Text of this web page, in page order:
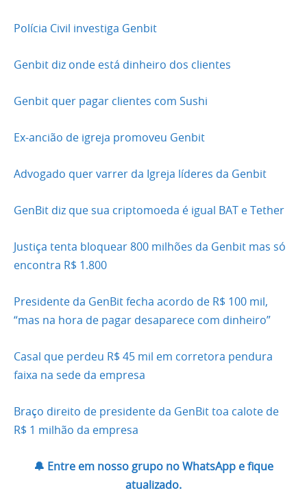
Polícia Civil investiga Genbit
Genbit diz onde está dinheiro dos clientes
Genbit quer pagar clientes com Sushi
Ex-ancião de igreja promoveu Genbit
Advogado quer varrer da Igreja líderes da Genbit
GenBit diz que sua criptomoeda é igual BAT e Tether
Justiça tenta bloquear 800 milhões da Genbit mas só
encontra R$ 1.800
Presidente da GenBit fecha acordo de R$ 100 mil,
“mas na hora de pagar desaparece com dinheiro”
Casal que perdeu R$ 45 mil em corretora pendura
faixa na sede da empresa
Braço direito de presidente da GenBit toa calote de
R$ 1 milhão da empresa
🔔 Entre em nosso grupo no WhatsApp e fique
atualizado.